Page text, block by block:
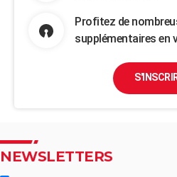
Profitez de
supplémentaires en
NEWSLETTERS